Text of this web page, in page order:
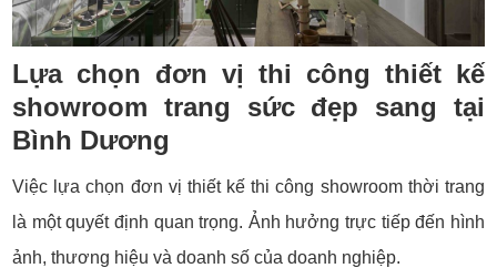
Lựa chọn đơn vị thi công thiết kế
showroom trang sức đẹp sang tại
Bình Dương
Việc lựa chọn đơn vị thiết kế thi công showroom thời trang
là một quyết định quan trọng. Ảnh hưởng trực tiếp đến hình
ảnh, thương hiệu và doanh số của doanh nghiệp.